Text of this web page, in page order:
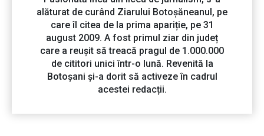
alăturat de curând Ziarului Botoșăneanul, pe
care îl citea de la prima apariție, pe 31
august 2009. A fost primul ziar din județ
care a reușit să treacă pragul de 1.000.000
de cititori unici într-o lună. Revenită la
Botoșani și-a dorit să activeze în cadrul
acestei redacții.